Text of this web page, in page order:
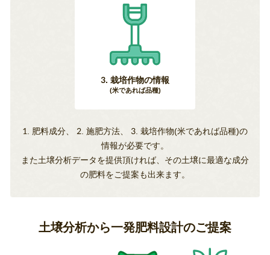
3. 栽培作物の情報
(米であれば品種)
1. 肥料成分、 2. 施肥方法、 3. 栽培作物(米であれば品種)の
情報が必要です。
また土壌分析データを提供頂ければ、その土壌に最適な成分
の肥料をご提案も出来ます。
土壌分析から一発肥料設計のご提案